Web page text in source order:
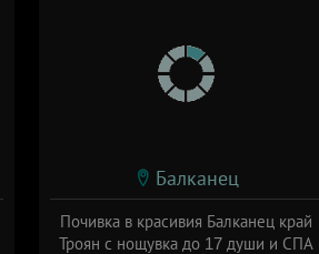
Балканец
Почивка в красивия Балканец край
Троян с нощувка до 17 души и СПА